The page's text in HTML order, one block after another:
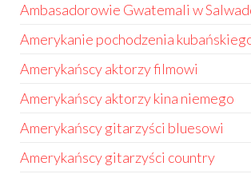
Ambasadorowie Gwatemali w
Amerykanie pochodzenia
Amerykańscy aktorzy filmowi
Amerykańscy aktorzy kina niemego
Amerykańscy gitarzyści bluesowi
Amerykańscy gitarzyści country